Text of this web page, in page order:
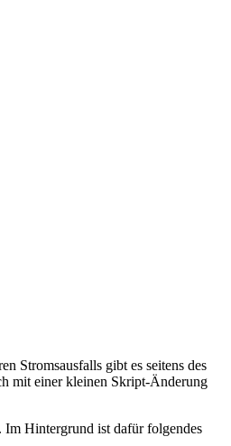
Stromsausfalls gibt es seitens des
mit einer kleinen Skript-Änderung
Im Hintergrund ist dafür folgendes